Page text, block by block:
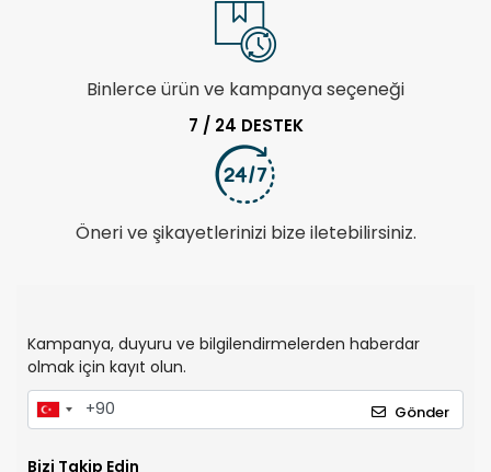
Binlerce ürün ve kampanya seçeneği
7 / 24 DESTEK
Öneri ve şikayetlerinizi bize iletebilirsiniz.
Kampanya, duyuru ve bilgilendirmelerden haberdar
olmak için kayıt olun.
Gönder
Bizi Takip Edin